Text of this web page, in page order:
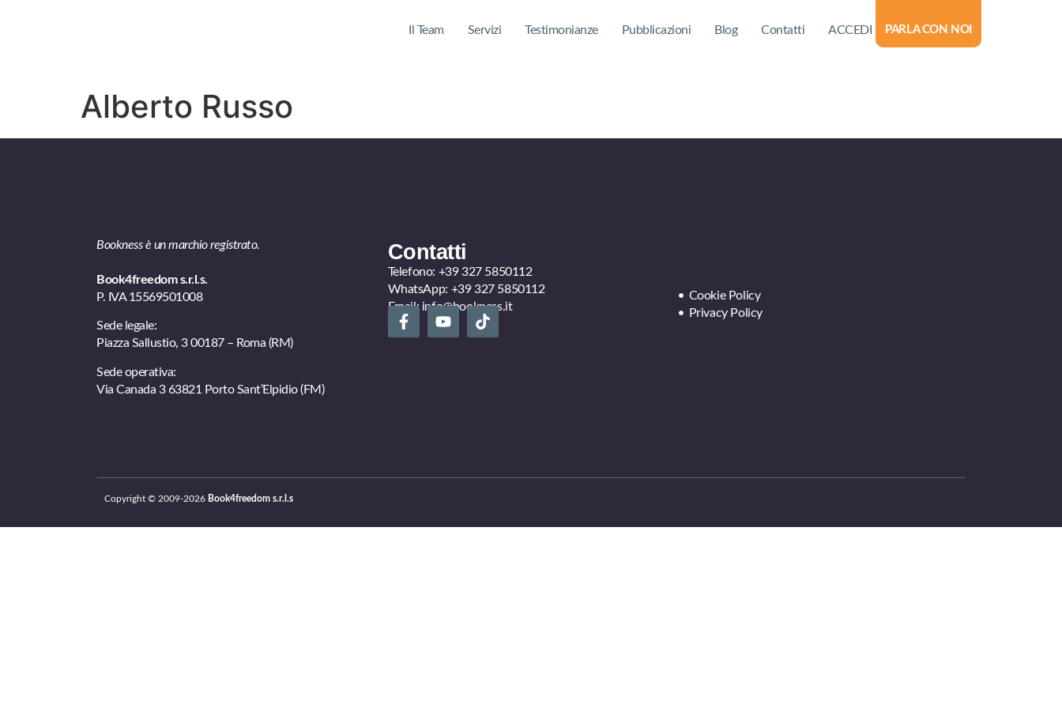
Il Team Servizi Testimonianze Pubblicazioni Blog Contatti ACCEDI PARLA CON NOI
Alberto Russo
Bookness è un marchio registrato.
Book4freedom s.r.l.s.
P. IVA ​15569501008
Sede legale:
Piazza Sallustio, 3 00187 – Roma (RM)
Sede operativa:
Via Canada 3 63821 Porto Sant’Elpidio (FM)
Contatti
Telefono: +39 327 5850112
WhatsApp: +39 327 5850112
Email:info@bookness.it
Cookie Policy
Privacy Policy
Copyright © 2009-2026 Book4freedom s.r.l.s